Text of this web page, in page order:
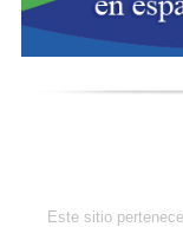
Este sitio